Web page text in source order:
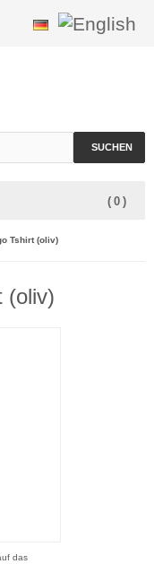
SUCHEN
( 0 )
Tshirt (oliv)
(oliv)
das